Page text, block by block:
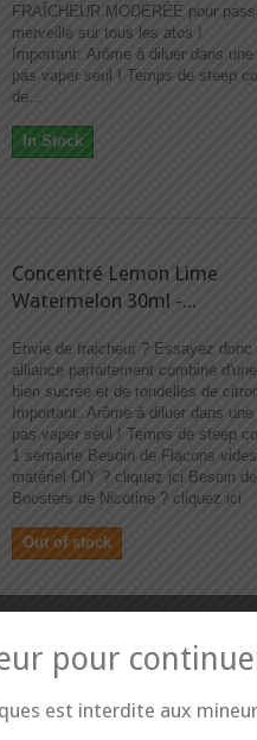
FRAÎCHEUR MODÉRÉE pour
merveille sur tous les atos !
Important: Arôme à diluer dans
pas vaper seul ! Temps de steep
de...
In Stock
Concentré Lemon Lime
Watermelon 30ml -...
Envie de fraicheur ? Essayez donc
alliance parfaitement combiné
bien sucrée et de rondelles de
Important: Arôme à diluer dans
pas vaper seul ! Temps de steep
1 semaine Besoin de Flacons
matériel DIY ? cliquez ici Besoin
Boosters de Nicotine ? cliquez ici
Out of stock
pour
est interdite aux